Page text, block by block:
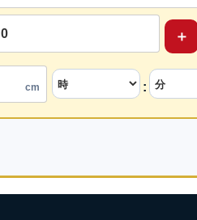
＋
cm :